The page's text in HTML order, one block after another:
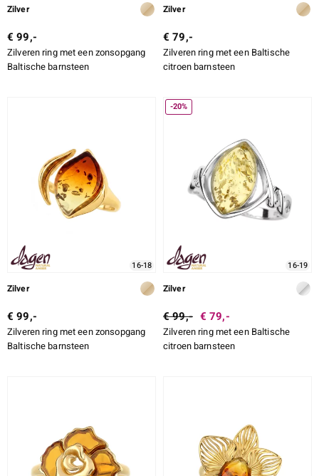
Zilver
€ 99,-
Zilveren ring met een zonsopgang
Baltische barnsteen
Zilver
€ 79,-
Zilveren ring met een Baltische
citroen barnsteen
16-18
Zilver
€ 99,-
Zilveren ring met een zonsopgang
Baltische barnsteen
-20%
16-19
Zilver
€ 99,- € 79,-
Zilveren ring met een Baltische
citroen barnsteen